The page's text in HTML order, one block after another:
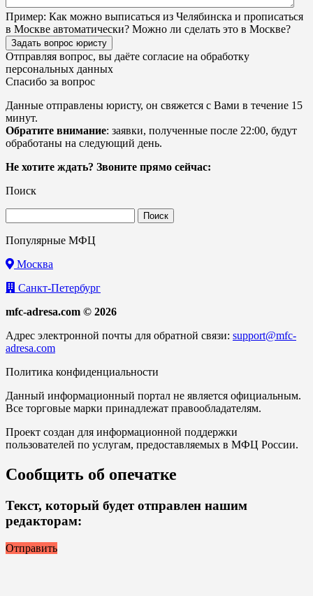
Пример: Как можно выписаться из Челябинска и прописаться
в Москве автоматически? Можно ли сделать это в Москве?
Задать вопрос юристу
Отправляя вопрос, вы даёте согласие на обработку
персональных данных
Спасибо за вопрос
Данные отправлены юристу, он свяжется с Вами в течение 15
минут.
Обратите внимание: заявки, полученные после 22:00, будут
обработаны на следующий день.
Не хотите ждать? Звоните прямо сейчас:
Поиск
Популярные МФЦ
Москва
Санкт-Петербург
mfc-adresa.com © 2026
Адрес электронной почты для обратной связи: support@mfc-
adresa.com
Политика конфиденциальности
Данный информационный портал не является официальным.
Все торговые марки принадлежат правообладателям.
Проект создан для информационной поддержки
пользователей по услугам, предоставляемых в МФЦ России.
Сообщить об опечатке
Текст, который будет отправлен нашим
редакторам:
Отправить